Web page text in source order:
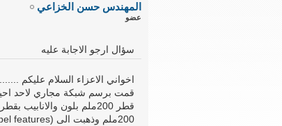
المهندس حسن الخزاعي
عضو
سؤال ارجو الاجابة عليه
اخواني الاعزاء السلام عليكم .........
قمت برسم شبكة مجاري لاحد